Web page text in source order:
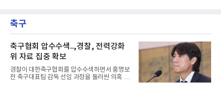
다. 지난 4일 부상자명단(IL)에서 해제돼 복귀했
지만 주전 경쟁에서 밀려난
이 합격했다. 롯데 자이언츠는 오른손 불펜 최준
용과 이민석, 내야수 이호준 세 명이 이름을 올
수 함수호, 내야수 심재훈이 통보를 받았다.두산
베어스 투수 최지강과 키움 히어로즈 외야수 원
성준도 상무에서 군 복무를 하게 됐다. 반면 LG
트윈스와 한화 이글스, SSG 랜더스, NC 다이노
스, kt wiz에서는 합격자가 나오지 않았다.이들
은 올해 12월 입대해 2028
축구
축구협회 압수수색..,경찰, 전력강화
위 자료 집중 확보
경찰이 대한축구협회를 압수수색하면서 홍명보
전 축구대표팀 감독 선임 과정을 둘러싼 의혹 규